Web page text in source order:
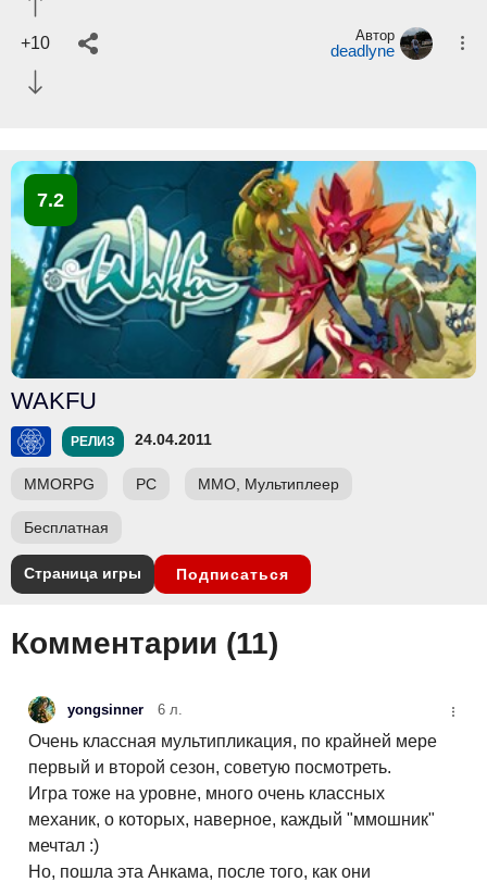
+10 Автор
deadlyne
7.2
WAKFU
РЕЛИЗ 24.04.2011
MMORPG PC ММО, Мультиплеер
Бесплатная
Страница игры Подписаться
Комментарии (11)
yongsinner 6 л.
Очень классная мультипликация, по крайней мере
первый и второй сезон, советую посмотреть.
Игра тоже на уровне, много очень классных
механик, о которых, наверное, каждый "ммошник"
мечтал :)
Но, пошла эта Анкама, после того, как они